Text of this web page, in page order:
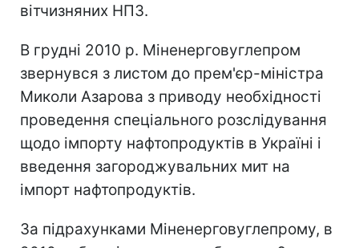
вітчизняних НПЗ.
В грудні 2010 р. Міненерговуглепром
звернувся з листом до прем'єр-міністра
Миколи Азарова з приводу необхідності
проведення спеціального розслідування
щодо імпорту нафтопродуктів в Україні і
введення загороджувальних мит на
імпорт нафтопродуктів.
За підрахунками Міненерговуглепрому, в